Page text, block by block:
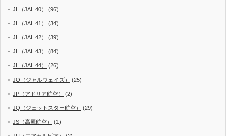
JL（JAL 40） (96)
JL（JAL 41） (34)
JL（JAL 42） (39)
JL（JAL 43） (84)
JL（JAL 44） (26)
JO（ジャルウェイズ） (25)
JP（アドリア航空） (2)
JQ（ジェットスター航空） (29)
JS（高麗航空） (1)